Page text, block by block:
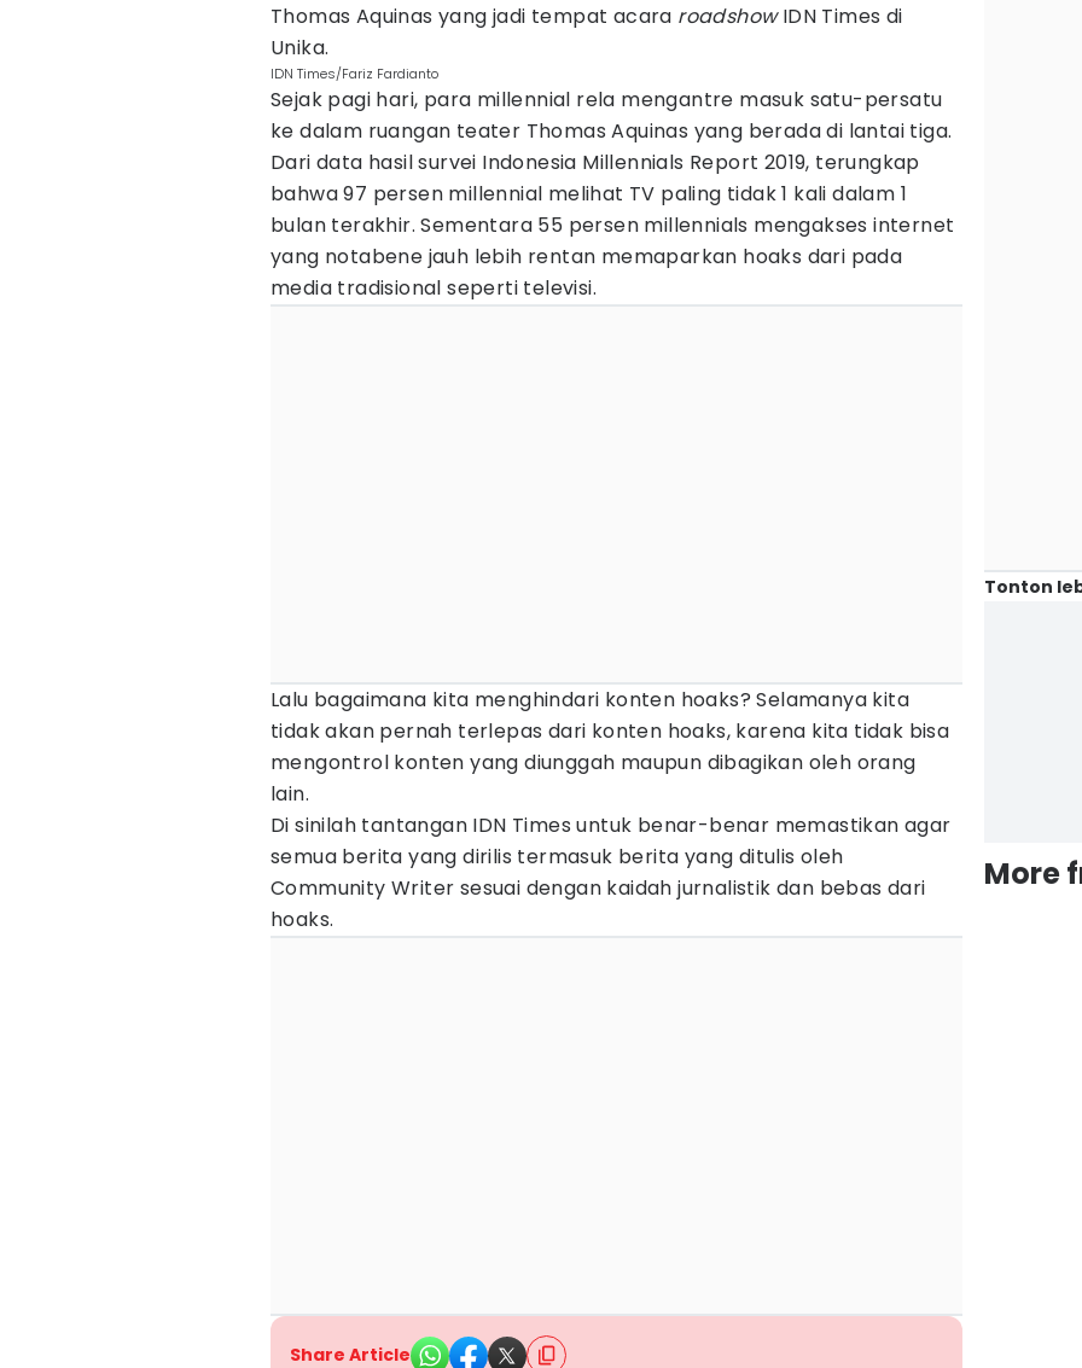
Thomas Aquinas yang jadi tempat acara roadshowIDN Times di
Unika.
IDN Times/Fariz Fardianto
Sejak pagi hari, para millennial rela mengantre masuk satu-persatu
ke dalam ruangan teater Thomas Aquinas yang berada di lantai tiga.
Dari data hasil survei Indonesia Millennials Report 2019, terungkap
bahwa 97 persen millennial melihat TV paling tidak 1 kali dalam 1
bulan terakhir. Sementara 55 persen millennials mengakses internet
yang notabene jauh lebih rentan memaparkan hoaks dari pada
media tradisional seperti televisi.
Lalu bagaimana kita menghindari konten hoaks? Selamanya kita
tidak akan pernah terlepas dari konten hoaks, karena kita tidak bisa
mengontrol konten yang diunggah maupun dibagikan oleh orang
lain.
Di sinilah tantangan IDN Times untuk benar-benar memastikan agar
semua berita yang dirilis termasuk berita yang ditulis oleh
Community Writer sesuai dengan kaidah jurnalistik dan bebas dari
hoaks.
Share Article
Tonton
More